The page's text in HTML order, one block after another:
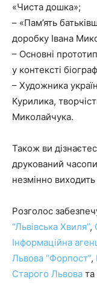
«Чиста дошка»;
– «Пам’ять
доробку Івана
– Основні
у контексті
– Художника
Курилика,
Миколайчука.
Також ви
друкований
незмінно
Розголос
“Львівська Хвиля”,
Інформаційна
Львова “Форпост”,
Старого Львова та